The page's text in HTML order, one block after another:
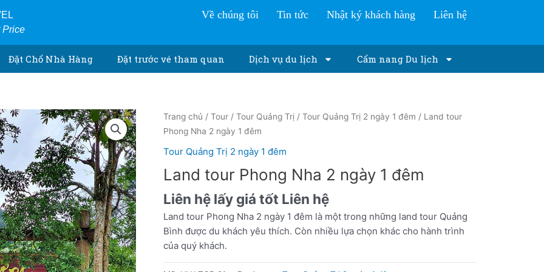
Price
Về chúng tôi Tin tức Nhật ký khách hàng Liên hệ
Đặt Chổ Nhà Hàng Đặt trước vé tham quan Dịch vụ du lịch Cẩm nang Du lịch
Trang chủ / Tour/ Tour Quảng Trị/ Tour Quảng Trị 2 ngày 1 đêm / Land tour
Phong Nha 2 ngày 1 đêm
Tour Quảng Trị 2 ngày 1 đêm
Land tour Phong Nha 2 ngày 1 đêm
Liên hệ lấy giá tốt Liên hệ
Land tour Phong Nha 2 ngày 1 đêm là một trong những land tour Quảng
Bình được du khách yêu thích. Còn nhiều lựa chọn khác cho hành trình
của quý khách.